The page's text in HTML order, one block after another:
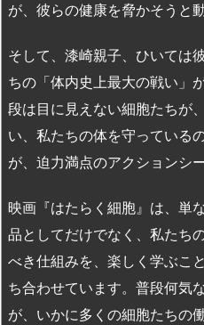
が、彼らの健康を脅かそうと
そして、漆崎親子、ひいては
ちの「体内史上最大の戦い」
段は目に見えない細胞たちが
い、私たちの体を守っている
が、迫力満点のアクションシ
映画『はたらく細胞』は、単
品としてだけでなく、私たち
べき仕組みを、楽しく学ぶこ
ち合わせています。普段何気
が、いかに多くの細胞たちの